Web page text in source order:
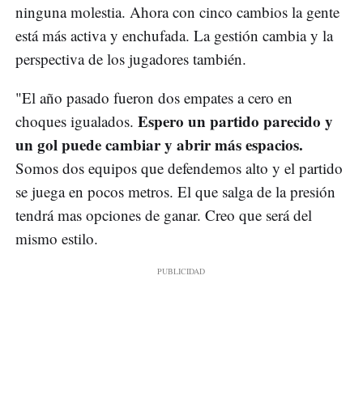
ninguna molestia. Ahora con cinco cambios la gente
está más activa y enchufada. La gestión cambia y la
perspectiva de los jugadores también.
"El año pasado fueron dos empates a cero en
choques igualados. Espero un partido parecido y
un gol puede cambiar y abrir más espacios.
Somos dos equipos que defendemos alto y el partido
se juega en pocos metros. El que salga de la presión
tendrá mas opciones de ganar. Creo que será del
mismo estilo.